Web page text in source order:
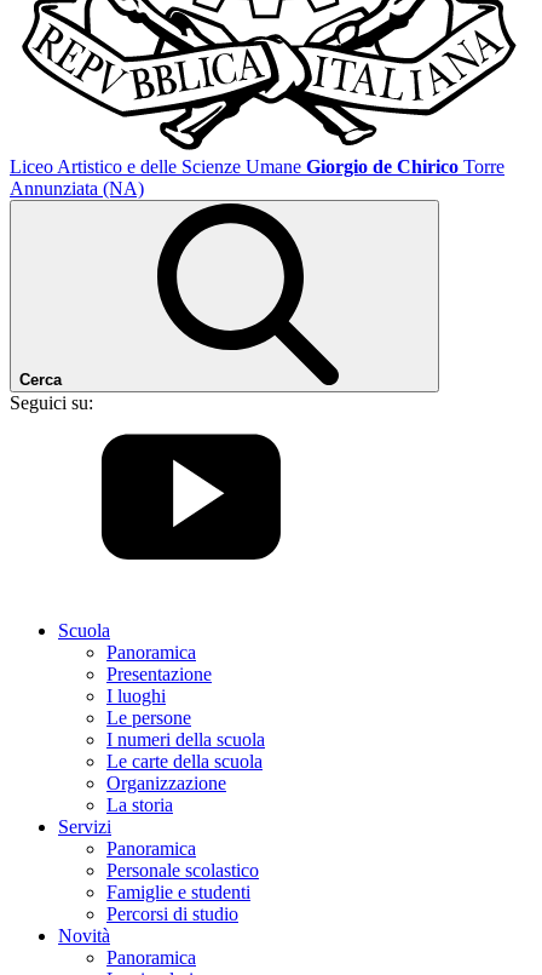
Liceo Artistico e delle Scienze Umane Giorgio de Chirico Torre
Annunziata (NA)
Cerca
Seguici su:
Scuola
Panoramica
Presentazione
I luoghi
Le persone
I numeri della scuola
Le carte della scuola
Organizzazione
La storia
Servizi
Panoramica
Personale scolastico
Famiglie e studenti
Percorsi di studio
Novità
Panoramica